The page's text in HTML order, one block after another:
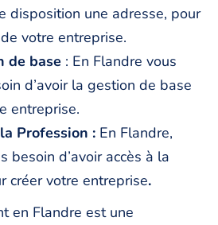
disposition une adresse, pour
votre entreprise.
de base : En Flandre vous
d’avoir la gestion de base
entreprise.
Profession : En Flandre,
besoin d’avoir accès à la
créer votre entreprise.
en Flandre est une